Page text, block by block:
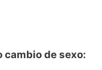
cambio de sexo: